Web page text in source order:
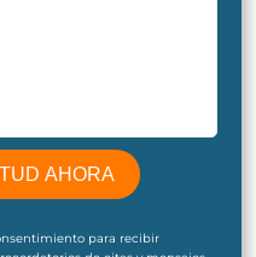
para recibir